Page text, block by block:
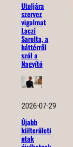
Utoljára
szervez
vigalmat
Laczi
Sarolta, a
háttérről
szól a
Nagyító
2026-07-29
Újabb
külterületi
utak